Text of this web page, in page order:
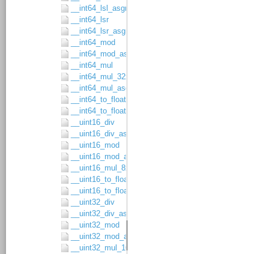
__int64_lsl_asgn
__int64_lsr
__int64_lsr_asgn
__int64_mod
__int64_mod_asgn
__int64_mul
__int64_mul_32x32
__int64_mul_asgn
__int64_to_float32
__int64_to_float64
__uint16_div
__uint16_div_asgn
__uint16_mod
__uint16_mod_asgn
__uint16_mul_8x8
__uint16_to_float32
__uint16_to_float64
__uint32_div
__uint32_div_asgn
__uint32_mod
__uint32_mod_asgn
__uint32_mul_16x16